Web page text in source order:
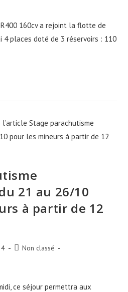
160cv a rejoint la flotte de
4 places doté de 3 réservoirs : 110
21 au 26/10
à partir de 12
Non classé
ce séjour permettra aux